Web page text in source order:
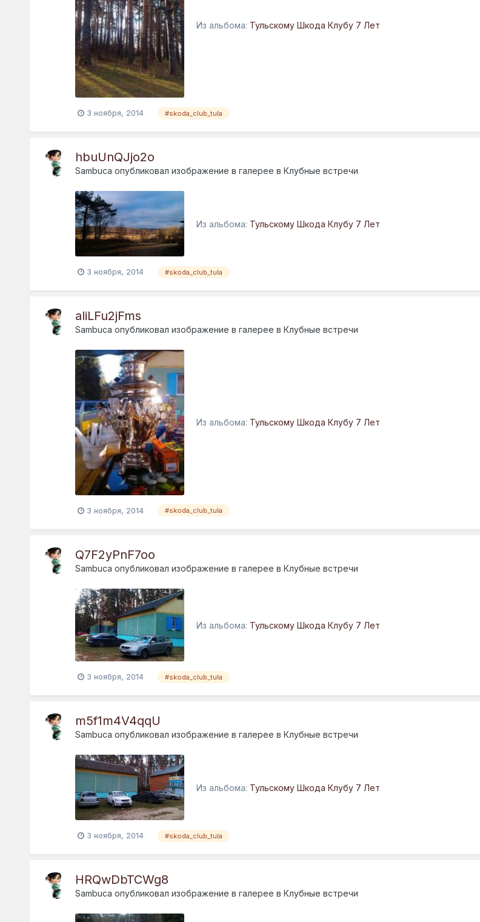
Из альбома: Тульскому Шкода Клубу 7 Лет
3 ноября, 2014 #skoda_club_tula
hbuUnQJjo2o
Sambuca опубликовал изображение в галерее в Клубные встречи
Из альбома: Тульскому Шкода Клубу 7 Лет
3 ноября, 2014 #skoda_club_tula
aliLFu2jFms
Sambuca опубликовал изображение в галерее в Клубные встречи
Из альбома: Тульскому Шкода Клубу 7 Лет
3 ноября, 2014 #skoda_club_tula
Q7F2yPnF7oo
Sambuca опубликовал изображение в галерее в Клубные встречи
Из альбома: Тульскому Шкода Клубу 7 Лет
3 ноября, 2014 #skoda_club_tula
m5f1m4V4qqU
Sambuca опубликовал изображение в галерее в Клубные встречи
Из альбома: Тульскому Шкода Клубу 7 Лет
3 ноября, 2014 #skoda_club_tula
HRQwDbTCWg8
Sambuca опубликовал изображение в галерее в Клубные встречи